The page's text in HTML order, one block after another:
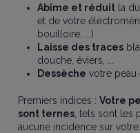
Abîme et réduit la
et de votre
bouilloire, ...)
Laisse des traces
douche, éviers, ...
Dessèche votre peau
Premiers indices :Votre
sont ternes , tels sont les
aucune incidence sur